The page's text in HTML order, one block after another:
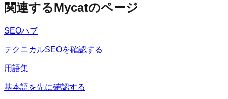
関連するMycatのページ
SEOハブ
テクニカルSEOを確認する
用語集
基本語を先に確認する